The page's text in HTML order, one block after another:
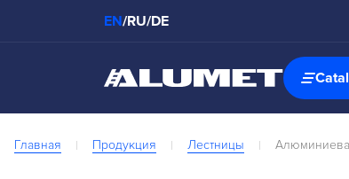
EN/RU/DE
Главная Продукция Лестницы